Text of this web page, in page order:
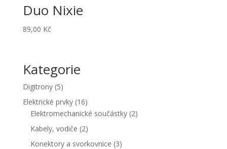
Duo Nixie
89,00 Kč
Kategorie
Digitrony 55
produktů
Elektrické prvky 1616
produktů
Elektromechanické součástky 22
Kabely, vodiče 22
produkty
Konektory a svorkovnice 33